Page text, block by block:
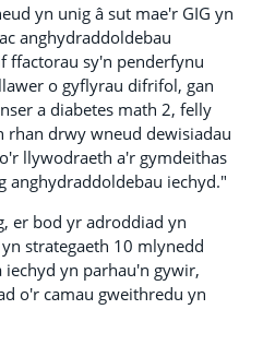
yn unig â sut mae'r GIG yn
anghydraddoldebau
ffactorau sy'n penderfynu
o gyflyrau difrifol, gan
a diabetes math 2, felly
rhan drwy wneud dewisiadau
llywodraeth a'r gymdeithas
anghydraddoldebau iechyd."
er bod yr adroddiad yn
strategaeth 10 mlynedd
yn parhau'n gywir,
o'r camau gweithredu yn